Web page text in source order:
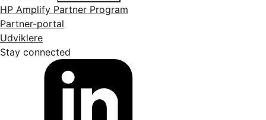
HP Amplify Partner Program
Partner-portal
Udviklere
Stay connected